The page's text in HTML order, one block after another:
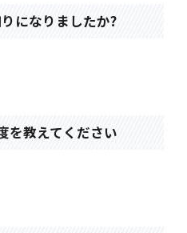
になりましたか?
を教えてください